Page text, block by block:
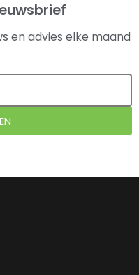
en advies elke maand